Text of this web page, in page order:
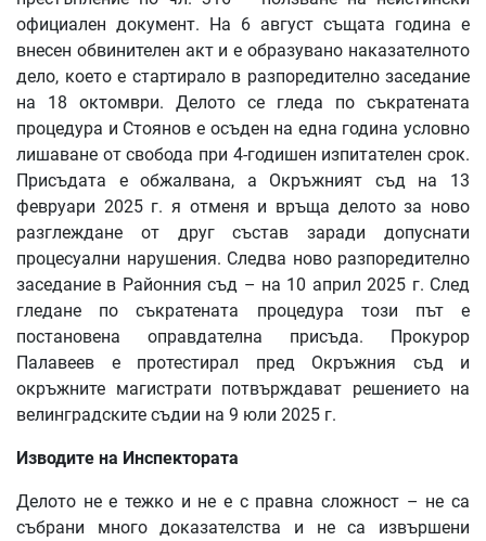
официален документ. На 6 август същата година е
внесен обвинителен акт и е образувано наказателното
дело, което е стартирало в разпоредително заседание
на 18 октомври. Делото се гледа по съкратената
процедура и Стоянов е осъден на една година условно
лишаване от свобода при 4-годишен изпитателен срок.
Присъдата е обжалвана, а Окръжният съд на 13
февруари 2025 г. я отменя и връща делото за ново
разглеждане от друг състав заради допуснати
процесуални нарушения. Следва ново разпоредително
заседание в Районния съд – на 10 април 2025 г. След
гледане по съкратената процедура този път е
постановена оправдателна присъда. Прокурор
Палавеев е протестирал пред Окръжния съд и
окръжните магистрати потвърждават решението на
велинградските съдии на 9 юли 2025 г.
Изводите на Инспектората
Делото не е тежко и не е с правна сложност – не са
събрани много доказателства и не са извършени